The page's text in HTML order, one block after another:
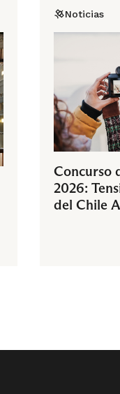
Noticias
Concurso
2026:
del Chile